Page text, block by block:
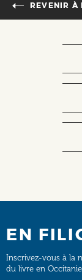
REVENIR À
EN
Inscrivez-vous à la
du livre en